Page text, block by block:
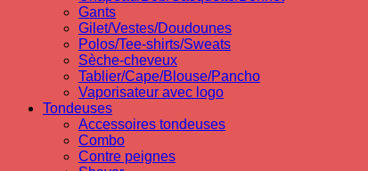
Gants
Gilet/Vestes/Doudounes
Polos/Tee-shirts/Sweats
Sèche-cheveux
Tablier/Cape/Blouse/Pancho
Vaporisateur avec logo
Tondeuses
Accessoires tondeuses
Combo
Contre peignes